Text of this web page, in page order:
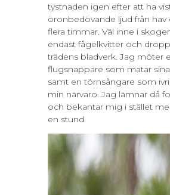
tystnaden igen efter att ha
öronbedövande ljud från hav
flera timmar. Väl inne i
endast fågelkvitter och
trädens bladverk. Jag möter
flugsnappare som matar
samt en törnsångare som
min närvaro. Jag lämnar då
och bekantar mig i stället
en stund.